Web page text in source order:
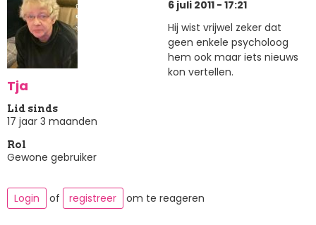
Tja
Lid sinds
17 jaar 3 maanden
Rol
Gewone gebruiker
6 juli 2011 - 17:21
Hij wist vrijwel zeker dat
geen enkele psycholoog
hem ook maar iets nieuws
kon vertellen.
Login of registreer om te reageren